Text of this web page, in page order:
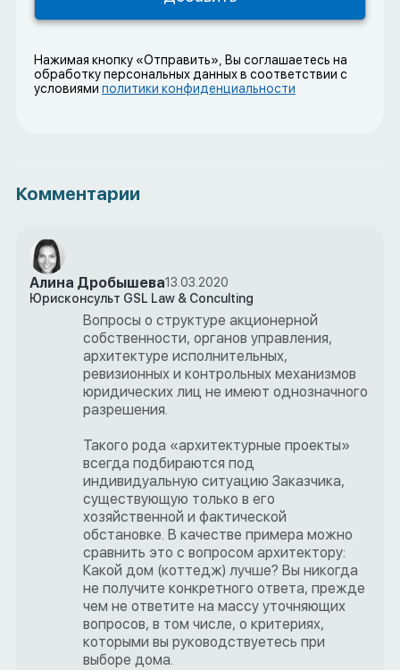
Нажимая кнопку «Отправить», Вы соглашаетесь на
обработку персональных данных в соответствии с
условиями политики конфиденциальности
Комментарии
Алина Дробышева13.03.2020
Юрисконсульт GSL Law & Conculting
Вопросы о структуре акционерной
собственности, органов управления,
архитектуре исполнительных,
ревизионных и контрольных механизмов
юридических лиц не имеют однозначного
разрешения.
Такого рода «архитектурные проекты»
всегда подбираются под
индивидуальную ситуацию Заказчика,
существующую только в его
хозяйственной и фактической
обстановке. В качестве примера можно
сравнить это с вопросом архитектору:
Какой дом (коттедж) лучше? Вы никогда
не получите конкретного ответа, прежде
чем не ответите на массу уточняющих
вопросов, в том числе, о критериях,
которыми вы руководствуетесь при
выборе дома.